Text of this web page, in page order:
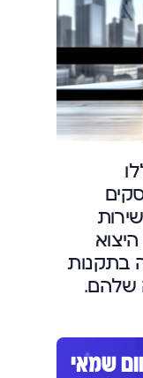
בתקנות
שלהם.
2026 בתחום שמאי